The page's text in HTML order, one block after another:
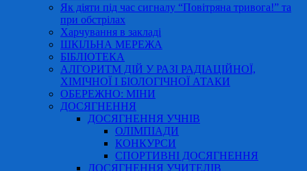
Як діяти під час сигналу “Повітряна тривога!” та
при обстрілах
Харчування в закладі
ШКІЛЬНА МЕРЕЖА
БІБЛІОТЕКА
АЛГОРИТМ ДІЙ У РАЗІ РАДІАЦІЙНОЇ,
ХІМІЧНОЇ І БІОЛОГІЧНОЇ АТАКИ
ОБЕРЕЖНО: МІНИ
ДОСЯГНЕННЯ
ДОСЯГНЕННЯ УЧНІВ
ОЛІМПІАДИ
КОНКУРСИ
СПОРТИВНІ ДОСЯГНЕННЯ
ДОСЯГНЕННЯ УЧИТЕЛІВ